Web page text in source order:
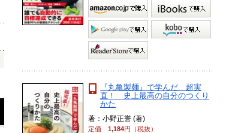
『丸亀製麺』で学んだ 超実
直！ 史上最高の自分のつくり
かた
著：小野正誉 (著)
定価 1,184円（税抜）